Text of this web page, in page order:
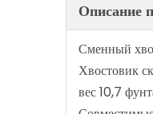
Описание
Сменный
Хвостовик
вес 10,7